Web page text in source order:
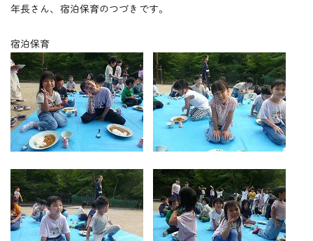
未 就
時 間外お預かり
預かり保育
保 育後の課外活動
課外授業
お知らせ ブログ
年長さん、宿泊保育のつづきです。
宿泊保育